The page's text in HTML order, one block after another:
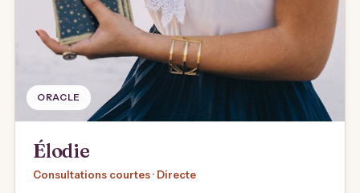
ORACLE
Élodie
Consultations courtes · Directe